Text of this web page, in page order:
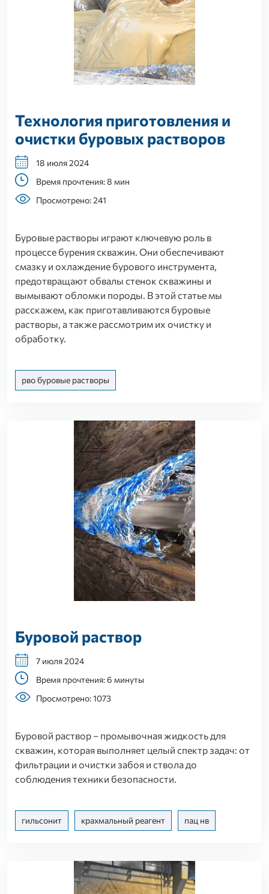
Технология приготовления и
очистки буровых растворов
18 июля 2024
Время прочтения: 8 мин
Просмотрено: 241
Буровые растворы играют ключевую роль в
процессе бурения скважин. Они обеспечивают
смазку и охлаждение бурового инструмента,
предотвращают обвалы стенок скважины и
вымывают обломки породы. В этой статье мы
расскажем, как приготавливаются буровые
растворы, а также рассмотрим их очистку и
обработку.
рво буровые растворы
Буровой раствор
7 июля 2024
Время прочтения: 6 минуты
Просмотрено: 1073
Буровой раствор – промывочная жидкость для
скважин, которая выполняет целый спектр задач: от
фильтрации и очистки забоя и ствола до
соблюдения техники безопасности.
гильсонит крахмальный реагент пац нв